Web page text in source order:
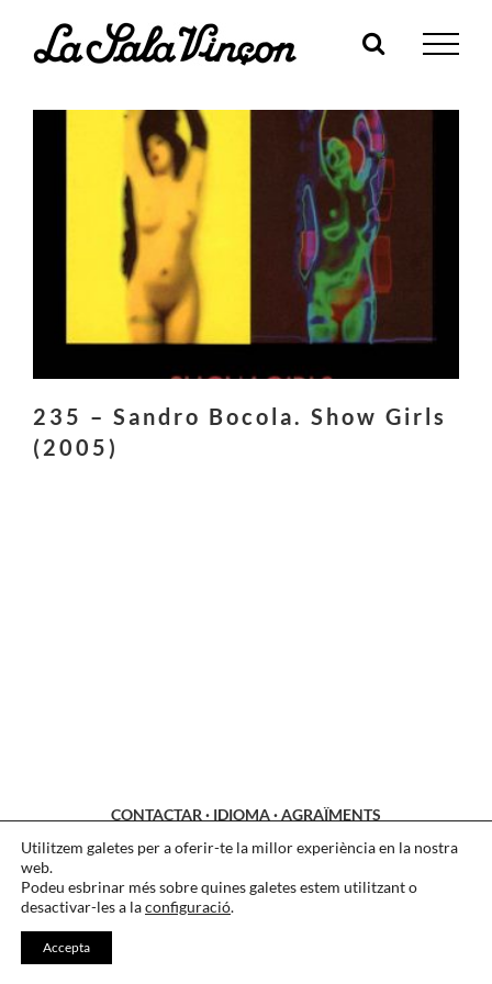
235 – Sandro Bocola. Show Girls
(2005)
CONTACTAR · IDIOMA·AGRAÏMENTS
LEGAL·COOKIES·PRIVACITAT
Utilitzem galetes per a oferir-te la millor experiència en la nostra
web.
Podeu esbrinar més sobre quines galetes estem utilitzant o
desactivar-les a laconfiguració.
Accepta